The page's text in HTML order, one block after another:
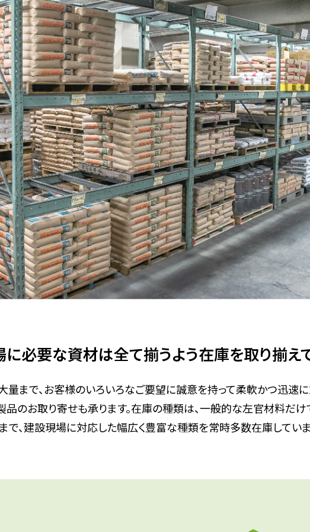
に必要な資材は全て揃うよう在庫を取り揃え
量まで、お客様のいろいろなご要望に誠意を持って柔軟かつ迅速に
品のお取り寄せも承ります。在庫の種類は、一般的な左官材料だ
で、建設現場に対応した幅広く豊富な種類を常時多数在庫していま